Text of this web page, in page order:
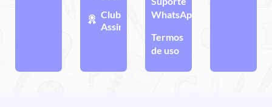
Clube de
Assinatura
WhatsApp
Termos
de uso